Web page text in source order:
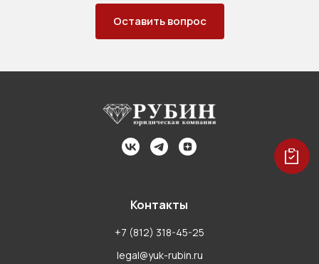
Оставить вопрос
Контакты
+7 (812) 318-45-25
legal@yuk-rubin.ru